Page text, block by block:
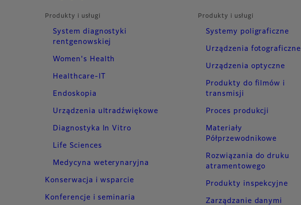
Produkty i usługi
System diagnostyki
rentgenowskiej
Women's Health
Healthcare-IT
Endoskopia
Urządzenia ultradźwiękowe
Diagnostyka In Vitro
Life Sciences
Medycyna weterynaryjna
Konserwacja i wsparcie
Konferencje i seminaria
Produkty i usługi
Systemy poligraficzne
Urządzenia fotograficzne
Urządzenia optyczne
Produkty do filmów i
transmisji
Proces produkcji
Materiały
Półprzewodnikowe
Rozwiązania do druku
atramentowego
Produkty inspekcyjne
Zarządzanie danymi